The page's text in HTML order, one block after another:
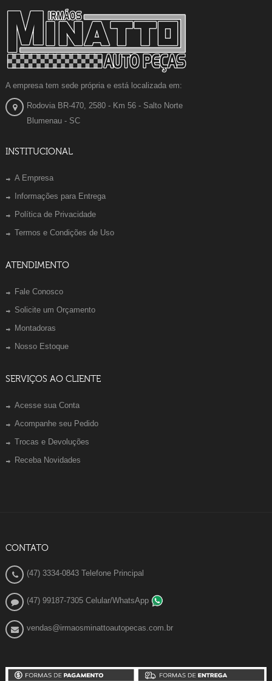
A empresa tem sede própria e está localizada em:
Rodovia BR-470, 2580 - Km 56 - Salto Norte
Blumenau - SC
INSTITUCIONAL
A Empresa
Informações para Entrega
Política de Privacidade
Termos e Condições de Uso
ATENDIMENTO
Fale Conosco
Solicite um Orçamento
Montadoras
Nosso Estoque
SERVIÇOS AO CLIENTE
Acesse sua Conta
Acompanhe seu Pedido
Trocas e Devoluções
Receba Novidades
CONTATO
(47) 3334-0843 Telefone Principal
(47) 99187-7305 Celular/WhatsApp
vendas@irmaosminattoautopecas.com.br